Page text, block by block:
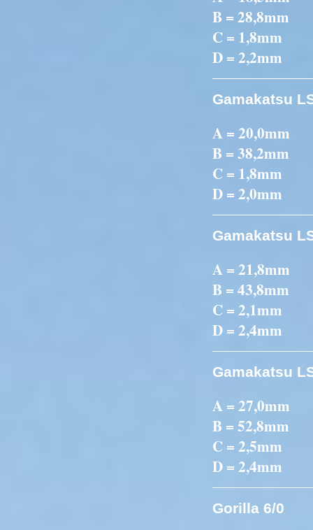
B = 28,8mm
C = 1,8mm
D = 2,2mm
Gamakatsu
A = 20,0mm
B = 38,2mm
C = 1,8mm
D = 2,0mm
Gamakatsu
A = 21,8mm
B = 43,8mm
C = 2,1mm
D = 2,4mm
Gamakatsu
A = 27,0mm
B = 52,8mm
C = 2,5mm
D = 2,4mm
Gorilla 6/0